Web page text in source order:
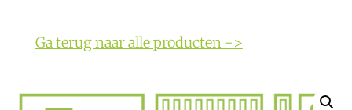
Ga terug naar alle producten ->